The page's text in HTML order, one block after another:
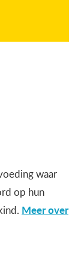
waar
op hun
Meer over